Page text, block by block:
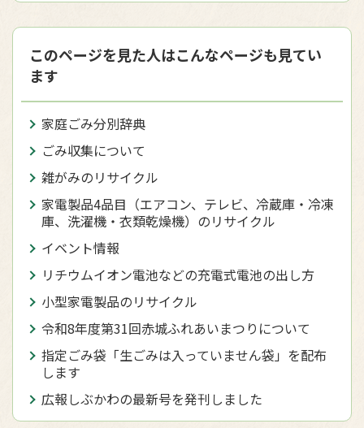
このページを見た人はこんなページも見てい
ます
家庭ごみ分別辞典
ごみ収集について
雑がみのリサイクル
家電製品4品目（エアコン、テレビ、冷蔵庫・冷凍
庫、洗濯機・衣類乾燥機）のリサイクル
イベント情報
リチウムイオン電池などの充電式電池の出し方
小型家電製品のリサイクル
令和8年度第31回赤城ふれあいまつりについて
指定ごみ袋「生ごみは入っていません袋」を配布
します
広報しぶかわの最新号を発刊しました